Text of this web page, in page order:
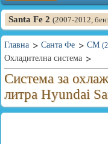
Santa Fe 2 (2007-2012,
Главна Санта Фе CM
Охладителна система
Система за
литра Hyundai